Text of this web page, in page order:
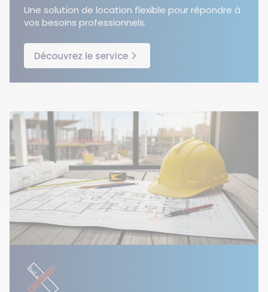
Une solution de location flexible pour répondre à
vos besoins professionnels.
Découvrez le service